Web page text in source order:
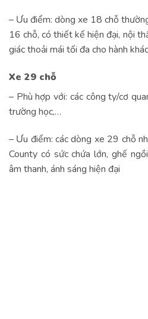
– Ưu điểm: dòng xe 18 chỗ
16 chỗ, có thiết kế hiện đại, nội
giác thoải mái tối đa cho hành
Xe 29 chỗ
– Phù hợp với: các công ty/cơ
trường học,…
– Ưu điểm: các dòng xe 29 chỗ
County có sức chứa lớn, ghế
âm thanh, ánh sáng hiện đại